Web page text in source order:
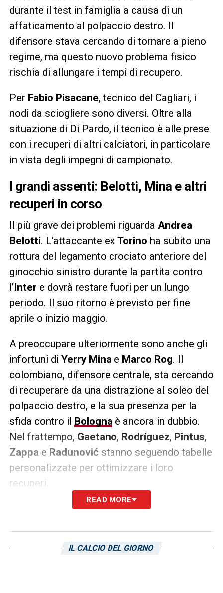
durante il test in famiglia a causa di un
affaticamento al polpaccio destro. Il
difensore stava cercando di tornare a pieno
regime, ma questo nuovo problema fisico
rischia di allungare i tempi di recupero.
Per Fabio Pisacane, tecnico del Cagliari, i
nodi da sciogliere sono diversi. Oltre alla
situazione di Di Pardo, il tecnico è alle prese
con i recuperi di altri calciatori, in particolare
in vista degli impegni di campionato.
I grandi assenti: Belotti, Mina e altri
recuperi in corso
Il più grave dei problemi riguarda Andrea
Belotti. L’attaccante ex Torino ha subito una
rottura del legamento crociato anteriore del
ginocchio sinistro durante la partita contro
l’Inter e dovrà restare fuori per un lungo
periodo. Il suo ritorno è previsto per fine
aprile o inizio maggio.
A preoccupare ulteriormente sono anche gli
infortuni di Yerry Minae Marco Rog. Il
colombiano, difensore centrale, sta cercando
di recuperare da una distrazione al soleo del
polpaccio destro, e la sua presenza per la
sfida contro il Bolognaè ancora in dubbio.
Nel frattempo, Gaetano, Rodríguez, Pintus,
Zappae Radunovićstanno seguendo tabelle
personalizzate per ottimizzare i loro
recuperi.
Con l’infermeria piena, Pisacane dovrà
quanto prima per affrontare i prossimi
READ MORE
IL CALCIO DEL GIORNO